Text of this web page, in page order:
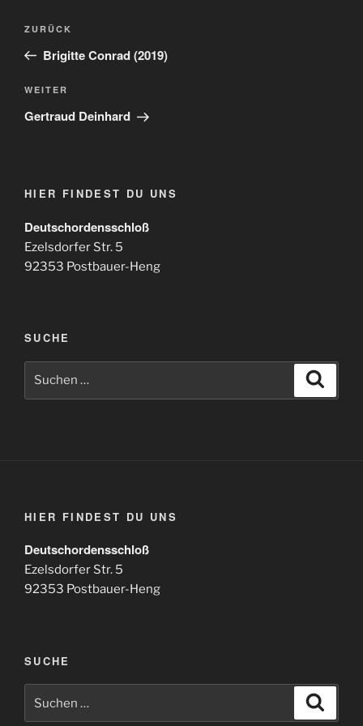
Beitragsnavigation
Vorheriger
Beitrag
ZURÜCK
Brigitte Conrad (2019)
Nächster
Beitrag
WEITER
Gertraud Deinhard
HIER FINDEST DU UNS
Deutschordensschloß
Ezelsdorfer Str. 5
92353 Postbauer-Heng
SUCHE
Suchen
nach:
HIER FINDEST DU UNS
Deutschordensschloß
Ezelsdorfer Str. 5
92353 Postbauer-Heng
SUCHE
nach: